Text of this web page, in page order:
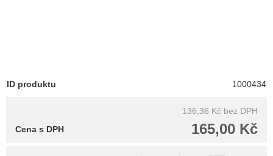
ID produktu 1000434
136,36 Kč bez DPH
165,00 Kč
Cena s DPH